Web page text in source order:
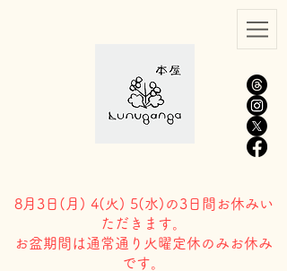
8月3日( 月) 4(火) 5(水)の3日間お休みい
ただきます。
​お盆期間は通常通り火曜定休のみお休み
です。